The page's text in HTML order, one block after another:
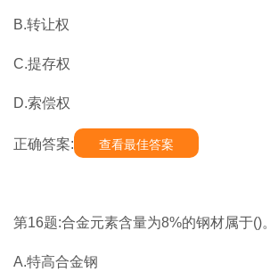
B.转让权
C.提存权
D.索偿权
正确答案: 查看最佳答案
第16题:合金元素含量为8%的钢材属于()。
A.特高合金钢